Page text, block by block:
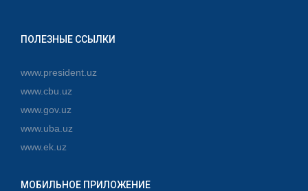
ПОЛЕЗНЫЕ ССЫЛКИ
www.president.uz
www.cbu.uz
www.gov.uz
www.uba.uz
www.ek.uz
МОБИЛЬНОЕ ПРИЛОЖЕНИЕ